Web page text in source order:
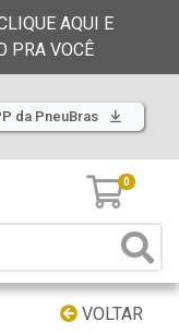
AQUI E
PRA VOCÊ
da PneuBras
0
VOLTAR